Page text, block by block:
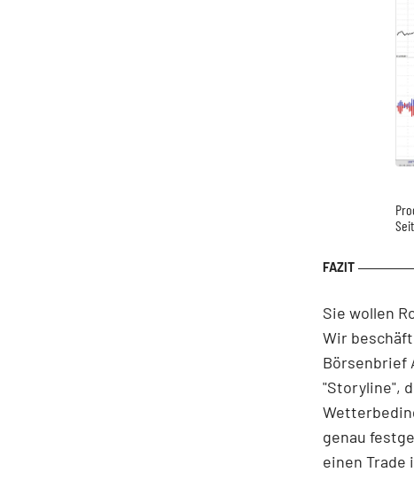
Sie wollen
Wir
Börsenbrief
"Storyline",
genau
einen Trade